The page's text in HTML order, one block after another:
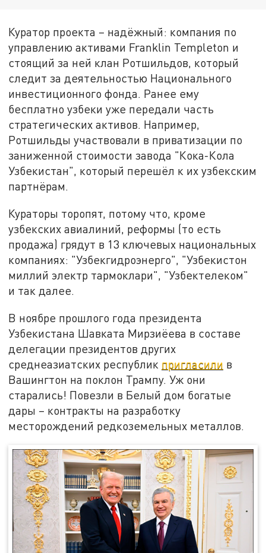
Куратор проекта – надёжный: компания по
управлению активами Franklin Templeton и
стоящий за ней клан Ротшильдов, который
следит за деятельностью Национального
инвестиционного фонда. Ранее ему
бесплатно узбеки уже передали часть
стратегических активов. Например,
Ротшильды участвовали в приватизации по
заниженной стоимости завода "Кока-Кола
Узбекистан", который перешёл к их узбекским
партнёрам.
Кураторы торопят, потому что, кроме
узбекских авиалиний, реформы (то есть
продажа) грядут в 13 ключевых национальных
компаниях: "Узбекгидроэнерго", "Узбекистон
миллий электр тармоклари", "Узбектелеком"
и так далее.
В ноябре прошлого года президента
Узбекистана Шавката Мирзиёева в составе
делегации президентов других
среднеазиатских республик пригласили в
Вашингтон на поклон Трампу. Уж они
старались! Повезли в Белый дом богатые
дары – контракты на разработку
месторождений редкоземельных металлов.